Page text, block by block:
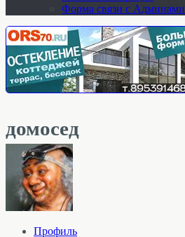
Форма связи с Админами
домосед
Профиль